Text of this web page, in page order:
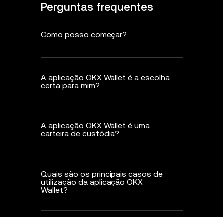
Perguntas frequentes
Como posso começar?
A aplicação OKX Wallet é a escolha
certa para mim?
A aplicação OKX Wallet é uma
carteira de custódia?
Quais são os principais casos de
utilização da aplicação OKX
Wallet?